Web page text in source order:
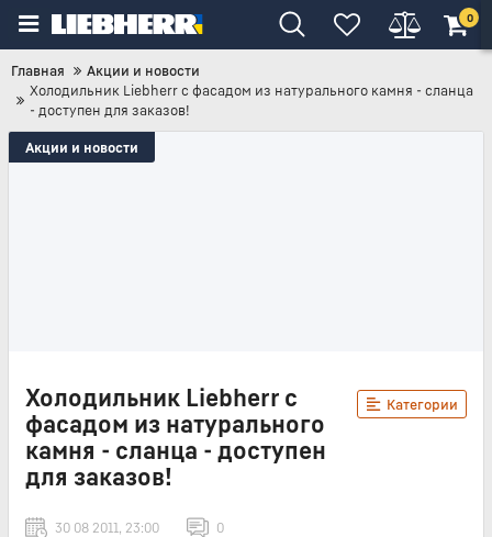
0
Главная
Акции и новости
Холодильник Liebherr с фасадом из натурального камня - сланца
- доступен для заказов!
Акции и новости
Холодильник Liebherr с
фасадом из натурального
камня - сланца - доступен
для заказов!
Категории
30 08 2011, 23:00 0